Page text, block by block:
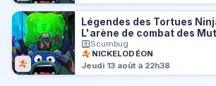
Légendes des Tortues
L'arène de combat des
Scumbug
NICKELODÉON
Jeudi 13 août à 22h38